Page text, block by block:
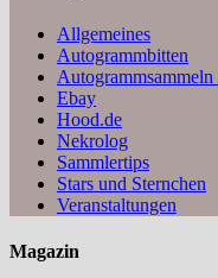
Allgemeines
Autogrammbitten
Autogrammsammeln
Ebay
Hood.de
Nekrolog
Sammlertips
Stars und Sternchen
Veranstaltungen
Magazin